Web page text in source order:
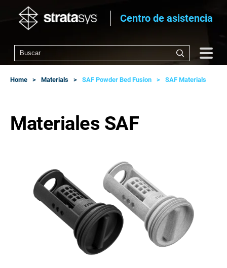
Centro de asistencia
Home Materials SAF Powder Bed Fusion SAF Materials
Materiales SAF